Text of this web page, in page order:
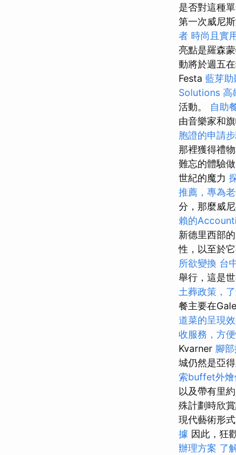
是否對這種
第一次威尼
者 時尚且實
亮點是羅森
動將於週五
Festa 藍芽
Solutions 高
活動。 自助
由音樂家和
胞證的申請
那裡獲得禮
難忘的體驗
世紀的魔力
推薦，專為
分，那麼威
賴的
新德里西部
性，以至於
所欲變換 台
舉行，這是
土葬政策，
餐主要在
道菜的呈現
收服務，方
Kvarner 腳
城仍然是亞
索buffet外燴
以及帶有里
殊計劃時欣
現代藝術形
據 因此，狂
辦理方案 了